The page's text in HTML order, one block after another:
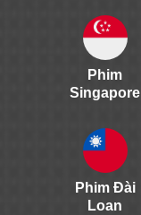
Phim
Singapore
Phim Đài
Loan